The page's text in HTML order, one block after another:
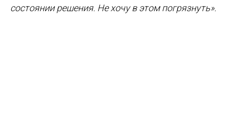
состоянии решения. Не хочу в этом погрязнуть».